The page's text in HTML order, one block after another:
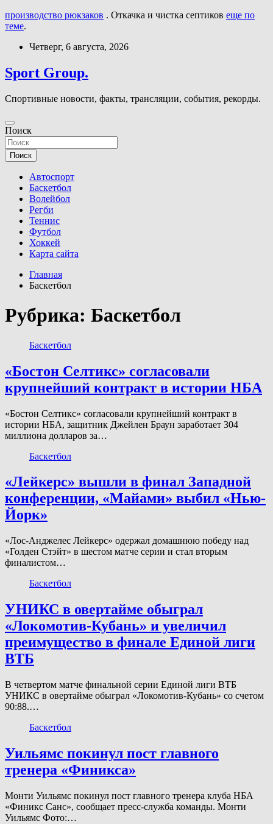
производство рюкзаков . Откачка и чистка септиков еще по
теме.
Перейти
содержимому
Четверг, 6 августа, 2026
Sport Group.
Спортивные новости, факты, трансляции, события, рекорды.
Поиск
Поиск
Автоспорт
Баскетбол
Волейбол
Регби
Теннис
Футбол
Хоккей
Карта сайта
Главная
Баскетбол
Рубрика: Баскетбол
Баскетбол
«Бостон Селтикс» согласовали
крупнейший контракт в истории НБА
«Бостон Селтикс» согласовали крупнейший контракт в
истории НБА, защитник Джейлен Браун заработает 304
миллиона долларов за…
Баскетбол
«Лейкерс» вышли в финал Западной
конференции, «Майами» выбил «Нью-
Йорк»
«Лос-Анджелес Лейкерс» одержал домашнюю победу над
«Голден Стэйт» в шестом матче серии и стал вторым
финалистом…
Баскетбол
УНИКС в овертайме обыграл
«Локомотив-Кубань» и увеличил
преимущество в финале Единой лиги
ВТБ
В четвертом матче финальной серии Единой лиги ВТБ
УНИКС в овертайме обыграл «Локомотив-Кубань» со счетом
90:88.…
Баскетбол
Уильямс покинул пост главного
тренера «Финикса»
Монти Уильямс покинул пост главного тренера клуба НБА
«Финикс Санс», сообщает пресс‑служба команды. Монти
Уильямс Фото:…